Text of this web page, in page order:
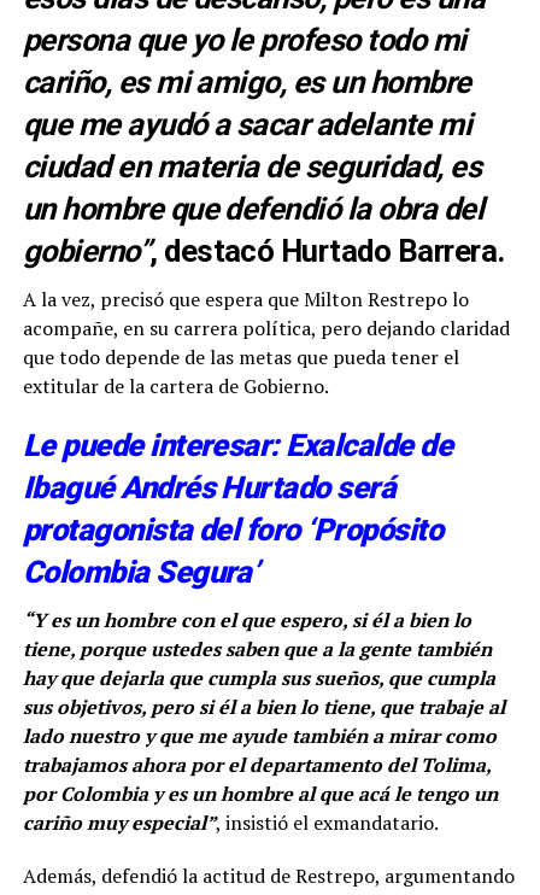
persona que yo le profeso todo mi
cariño, es mi amigo, es un hombre
que me ayudó a sacar adelante mi
ciudad en materia de seguridad, es
un hombre que defendió la obra del
gobierno”, destacó Hurtado Barrera.
A la vez, precisó que espera que Milton Restrepo lo
acompañe, en su carrera política, pero dejando claridad
que todo depende de las metas que pueda tener el
extitular de la cartera de Gobierno.
Le puede interesar: Exalcalde de
Ibagué Andrés Hurtado será
protagonista del foro ‘Propósito
Colombia Segura’
“Y es un hombre con el que espero, si él a bien lo
tiene, porque ustedes saben que a la gente también
hay que dejarla que cumpla sus sueños, que cumpla
sus objetivos, pero si él a bien lo tiene, que trabaje al
lado nuestro y que me ayude también a mirar como
trabajamos ahora por el departamento del Tolima,
por Colombia y es un hombre al que acá le tengo un
cariño muy especial”, insistió el exmandatario.
Además, defendió la actitud de Restrepo, argumentando